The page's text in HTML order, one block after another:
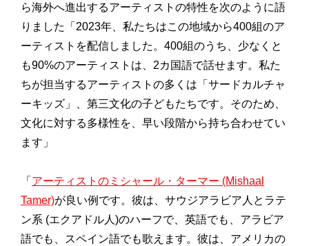
ら海外へ進出するアーティストの特性を次のように語
りました「2023年、私たちはこの地域から400組のア
ーティストを配信しました。400組のうち、少なくと
も90%のアーティストは、2カ国語で話せます。私た
ちが担当するアーティストの多くは「サードカルチャ
ーキッズ」、第三文化の子どもたちです。そのため、
文化に対する多様性を、早い段階から持ち合わせてい
ます」
「 アーティストのミシャール・ターマー (Mishaal
Tamer)が良い例です。彼は、サウジアラビア人とラテ
ン系 (エクアドル人)のハーフで、英語でも、アラビア
語でも、スペイン語でも歌えます。彼は、アメリカの